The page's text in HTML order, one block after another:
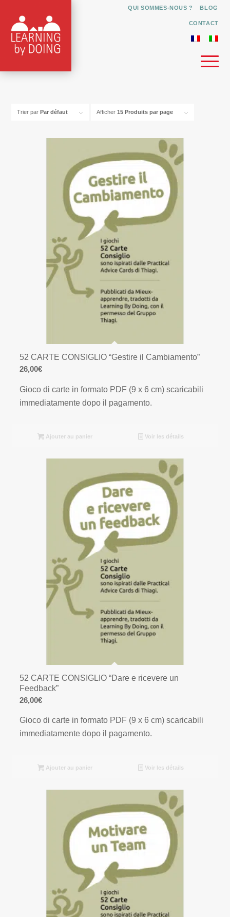
QUI SOMMES-NOUS ? BLOG
CONTACT
Trier parPar défaut Afficher15 Produits par page
52 CARTE CONSIGLIO “Gestire il Cambiamento”
26,00€
Gioco di carte in formato PDF (9 x 6 cm) scaricabili
immediatamente dopo il pagamento.
Ajouter au panier Voir les détails
52 CARTE CONSIGLIO “Dare e ricevere un
Feedback”
26,00€
Gioco di carte in formato PDF (9 x 6 cm) scaricabili
immediatamente dopo il pagamento.
Ajouter au panier Voir les détails